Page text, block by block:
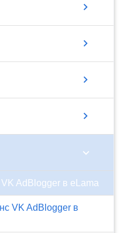
chevron_right
chevron_right
chevron_right
chevron_right
chevron_right
VK AdBlogger в eLama
VK AdBlogger в